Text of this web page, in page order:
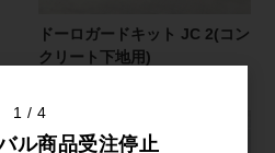
ドーロガードキット JC 2(コン
クリート下地用)
1
4
ル商品受注停止